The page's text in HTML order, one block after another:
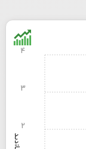
بازدید
2
3
4